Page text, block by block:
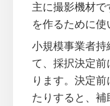
主に撮影機材
を作るために使
小規模事業者持
て、採択決定
ります。決定
たりすると、